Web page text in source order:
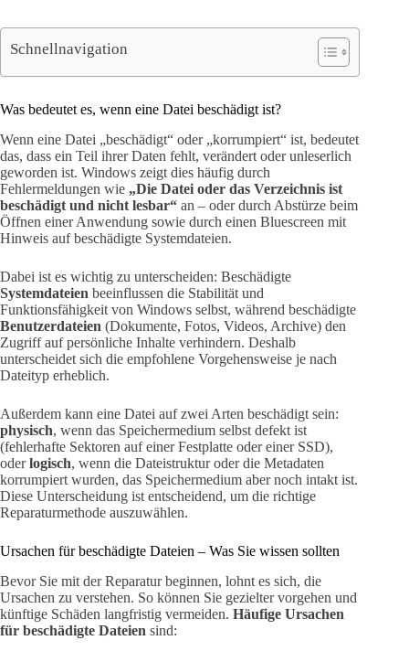
Schnellnavigation
Was bedeutet es, wenn eine Datei beschädigt ist?
Wenn eine Datei „beschädigt“ oder „korrumpiert“ ist, bedeutet
das, dass ein Teil ihrer Daten fehlt, verändert oder unleserlich
geworden ist. Windows zeigt dies häufig durch
Fehlermeldungen wie „Die Datei oder das Verzeichnis ist
beschädigt und nicht lesbar“ an – oder durch Abstürze beim
Öffnen einer Anwendung sowie durch einen Bluescreen mit
Hinweis auf beschädigte Systemdateien.
Dabei ist es wichtig zu unterscheiden: Beschädigte
Systemdateien beeinflussen die Stabilität und
Funktionsfähigkeit von Windows selbst, während beschädigte
Benutzerdateien (Dokumente, Fotos, Videos, Archive) den
Zugriff auf persönliche Inhalte verhindern. Deshalb
unterscheidet sich die empfohlene Vorgehensweise je nach
Dateityp erheblich.
Außerdem kann eine Datei auf zwei Arten beschädigt sein:
physisch, wenn das Speichermedium selbst defekt ist
(fehlerhafte Sektoren auf einer Festplatte oder einer SSD),
oderlogisch, wenn die Dateistruktur oder die Metadaten
korrumpiert wurden, das Speichermedium aber noch intakt ist.
Diese Unterscheidung ist entscheidend, um die richtige
Reparaturmethode auszuwählen.
Ursachen für beschädigte Dateien – Was Sie wissen sollten
Bevor Sie mit der Reparatur beginnen, lohnt es sich, die
Ursachen zu verstehen. So können Sie gezielter vorgehen und
künftige Schäden langfristig vermeiden. Häufige Ursachen
für beschädigte Dateien sind: